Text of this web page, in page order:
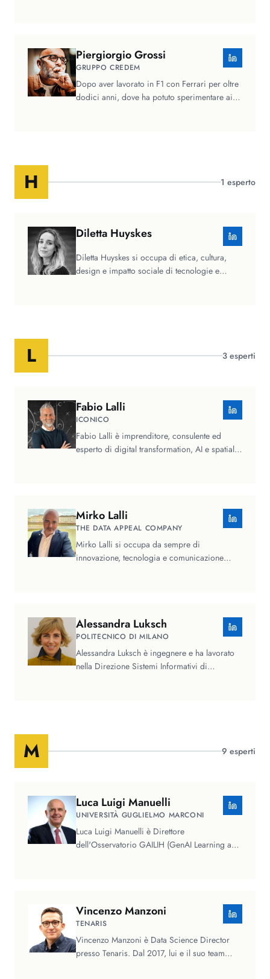
PiergiorgioGrossi
GRUPPO CREDEM
Dopo aver lavorato in F1 con Ferrari per oltre
dodici anni, dove ha potuto sperimentare ai
H 1 esperto
Diletta Huyskes
Diletta Huyskes si occupa di etica, cultura,
design e impatto sociale di tecnologie e
L 3 esperti
Fabio Lalli
ICONICO
Fabio Lalli è imprenditore, consulente ed
esperto di digital transformation, AI e spatial
Mirko Lalli
THE DATA APPEAL COMPANY
Mirko Lalli si occupa da sempre di
innovazione, tecnologia e comunicazione
Alessandra Luksch
POLITECNICO DI MILANO
Alessandra Luksch è ingegnere e ha lavorato
nella Direzione Sistemi Informativi di
M 9 esperti
Luca Luigi Manuelli
UNIVERSITÀ GUGLIELMO MARCONI
Luca Luigi Manuelli è Direttore
dell'Osservatorio GAILIH (GenAI Learning and
VincenzoManzoni
TENARIS
Vincenzo Manzoni è Data Science Director
presso Tenaris. Dal 2017, lui e il suo team